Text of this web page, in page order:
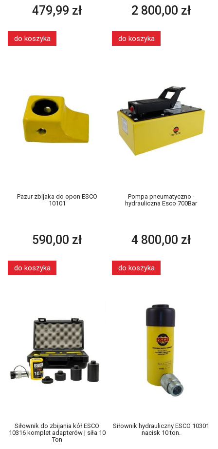
479,99 zł
do koszyka
2 800,00 zł
do koszyka
Pazur zbijaka do opon ESCO
10101
590,00 zł
do koszyka
Pompa pneumatyczno -
hydrauliczna Esco 700Bar
4 800,00 zł
do koszyka
Siłownik do zbijania kół ESCO
10316 komplet adapterów | siła 10
Ton
Siłownik hydrauliczny ESCO 10301
nacisk 10 ton.